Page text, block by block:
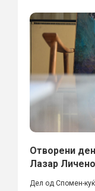
Отворени
Лазар
Дел од Спомен-